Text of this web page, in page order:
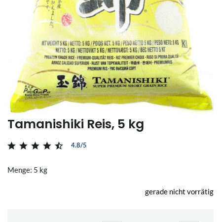
Tamanishiki Reis, 5 kg
4.8/5
Menge: 5 kg
gerade nicht vorrätig